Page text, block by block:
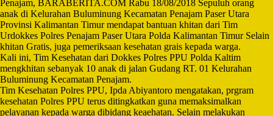
Penajam, BARABERITA.COM Rabu 18/08/2018 Sepuluh orang
anak di Kelurahan Buluminung Kecamatan Penajam Paser Utara
Provinsi Kalimantan Timur mendapat bantuan khitan dari Tim
Urdokkes Polres Penajam Paser Utara Polda Kalimantan Timur Selain
khitan Gratis, juga pemeriksaan kesehatan grais kepada warga.
Kali ini, Tim Kesehatan dari Dokkes Polres PPU Polda Kaltim
mengkhitan sebanyak 10 anak di jalan Gudang RT. 01 Kelurahan
Buluminung Kecamatan Penajam.
Tim Kesehatan Polres PPU, Ipda Abiyantoro mengatakan, prgram
kesehatan Polres PPU terus ditingkatkan guna memaksimalkan
pelayanan kepada warga dibidang keaehatan. Selain melakukan